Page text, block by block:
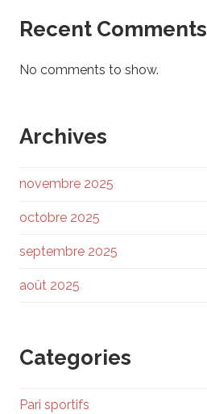
Recent Comments
No comments to show.
Archives
novembre 2025
octobre 2025
septembre 2025
août 2025
Categories
Pari sportifs